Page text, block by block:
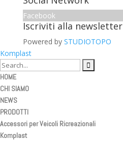
Facebook
Iscriviti alla newsletter
Powered by STUDIOTOPO
Komplast
HOME
CHI SIAMO
NEWS
PRODOTTI
Accessori per Veicoli Ricreazionali
Komplast